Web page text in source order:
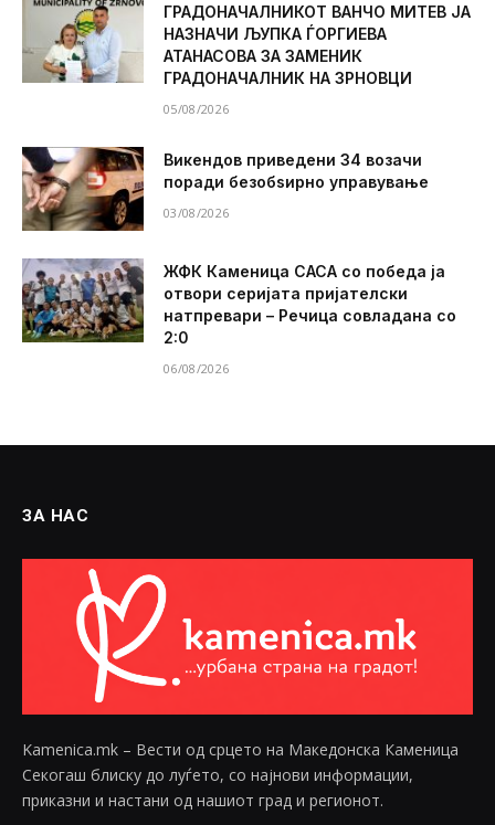
ГРАДОНАЧАЛНИКОТ ВАНЧО МИТЕВ ЈА
НАЗНАЧИ ЉУПКА ЃОРГИЕВА
АТАНАСОВА ЗА ЗАМЕНИК
ГРАДОНАЧАЛНИК НА ЗРНОВЦИ
05/08/2026
Викендов приведени 34 возачи
поради безобѕирно управување
03/08/2026
ЖФК Каменица САСА со победа ја
отвори серијата пријателски
натпревари – Речица совладана со
2:0
06/08/2026
ЗА НАС
Kamenica.mk – Вести од срцето на Македонска Каменица
Секогаш блиску до луѓето, со најнови информации,
приказни и настани од нашиот град и регионот.